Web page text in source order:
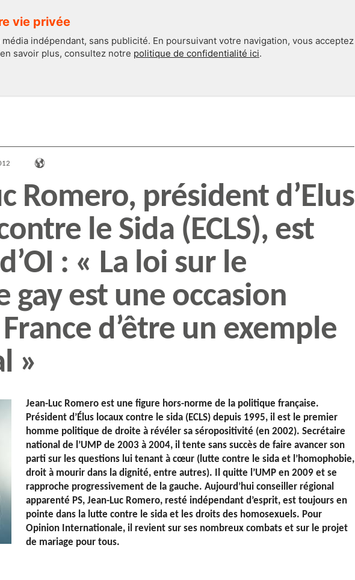
vie privée
indépendant, sans publicité. En poursuivant votre navigation, vous acceptez
savoir plus, consultez notre politique de confidentialité ici.
Romero, président d’Elus
le Sida (ECLS), est
: « La loi sur le
gay est une occasion
d’être un exemple
»
Jean-Luc Romero est une figure hors-norme de la politique française.
Président d’Élus locaux contre le sida (ECLS) depuis 1995, il est le premier
homme politique de droite à révéler sa séropositivité (en 2002). Secrétaire
national de l’UMP de 2003 à 2004, il tente sans succès de faire avancer son
parti sur les questions lui tenant à cœur (lutte contre le sida et l’homophobie,
droit à mourir dans la dignité, entre autres). Il quitte l’UMP en 2009 et se
rapproche progressivement de la gauche. Aujourd’hui conseiller régional
apparenté PS, Jean-Luc Romero, resté indépendant d’esprit, est toujours en
pointe dans la lutte contre le sida et les droits des homosexuels. Pour
Opinion Internationale, il revient sur ses nombreux combats et sur le projet
de mariage pour tous.